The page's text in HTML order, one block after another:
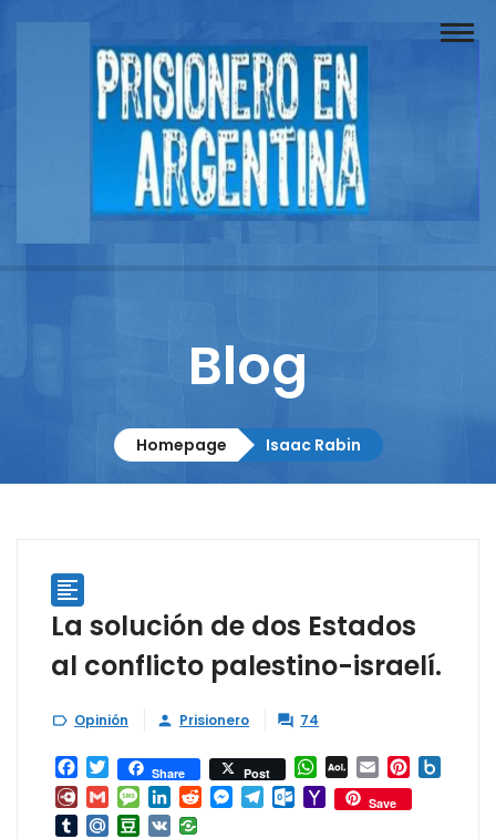
Buscador
Documentos
Columnistas
Contacto
Blog
Homepage Isaac Rabin

La solución de dos Estados
al conflicto palestino-israelí.
 Opinión  Prisionero  74
Facebook
TwitterShare Post WhatsApp
AOL
Mail
Email Pinterest
Diary.Ru
GmailMessage
LinkedIn
RedditMessenger
Telegram
Outlook.com
Yahoo
Mail
Save
TumblrMail.RuDouban
VK